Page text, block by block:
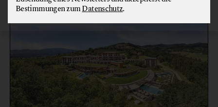
Bestimmungen zumDatenschutz.